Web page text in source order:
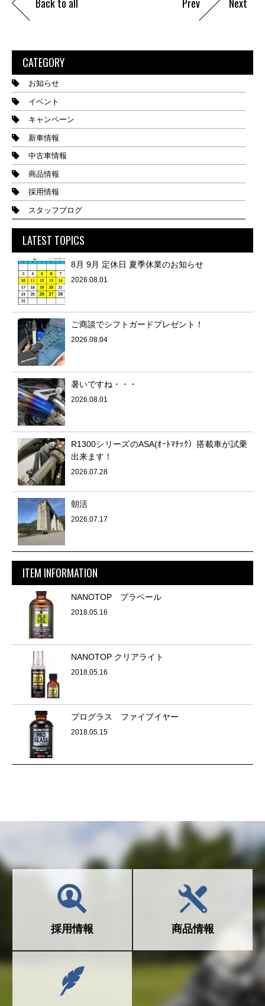
CATEGORY
お知らせ
イベント
キャンペーン
新車情報
中古車情報
商品情報
採用情報
スタッフブログ
LATEST TOPICS
8月 9月 定休日 夏季休業のお知らせ
2026.08.01
ご商談でシフトガードプレゼント！
2026.08.04
暑いですね・・・
2026.08.01
R1300シリーズのASA(ｵｰﾄﾏﾁｯｸ）搭載車が試乗
出来ます！
2026.07.28
朝活
2026.07.17
ITEM INFORMATION
NANOTOP プラベール
2018.05.16
NANOTOP クリアライト
2018.05.16
プログラス ファイブイヤー
2018.05.15
採用情報 商品情報